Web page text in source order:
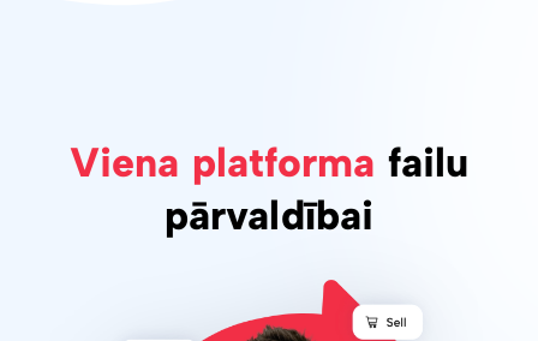
Viena platforma failu
pārvaldībai